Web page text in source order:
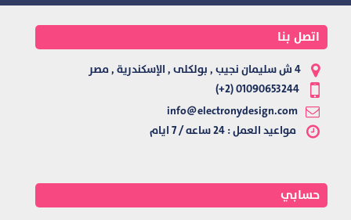
اتصل بنا
info@electronydesign.com
مواعيد العمل : 24 ساعه / 7 ايام
حسابي